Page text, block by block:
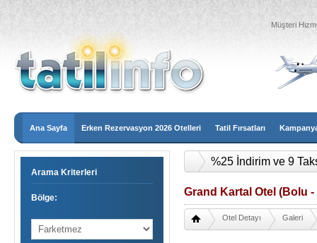
Müşteri
Ana Sayfa Erken Rezervasyon 2026 Otelleri Tatil Fırsatları
Arama Kriterleri
Bölge:
2026 Erken
Grand Kartal Otel (Bolu
Otel Detayı Galeri